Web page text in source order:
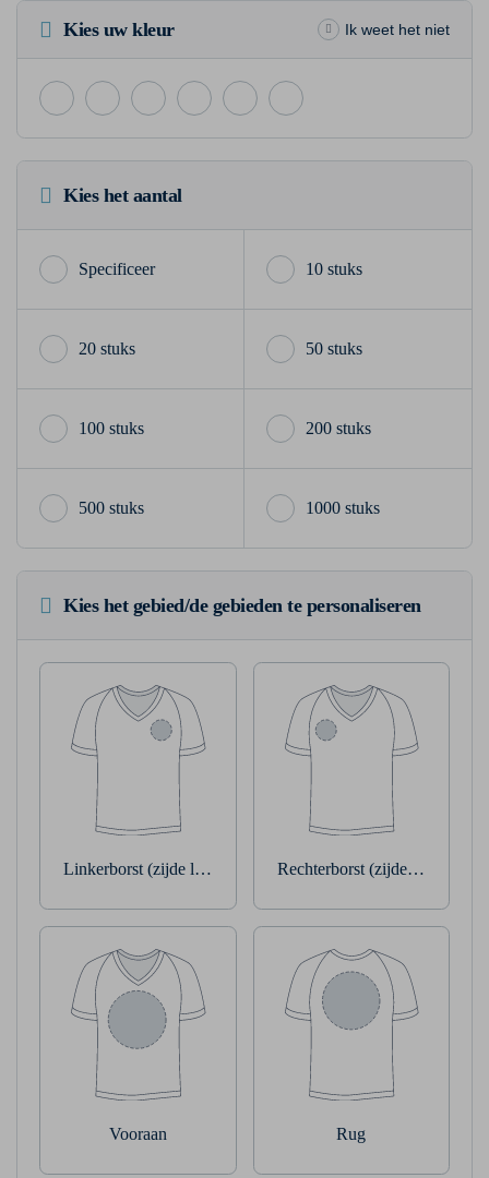
Kies uw kleur Ik weet het niet
Kies het aantal
10 stuks
20 stuks 50 stuks
100 stuks 200 stuks
500 stuks 1000 stuks
Kies het gebied/de gebieden te personaliseren
Linkerborst (zijde linkerarm) Rechterborst (zijde
Vooraan Rug